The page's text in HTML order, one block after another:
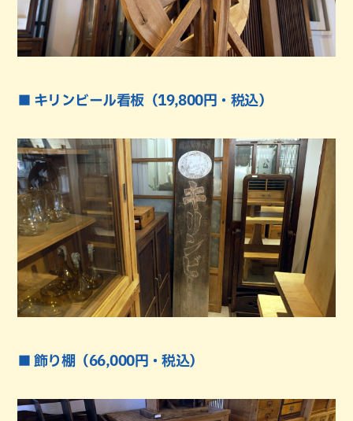
■ キリンビール看板（19,800円・税込）
■ 飾り棚（66,000円・税込）